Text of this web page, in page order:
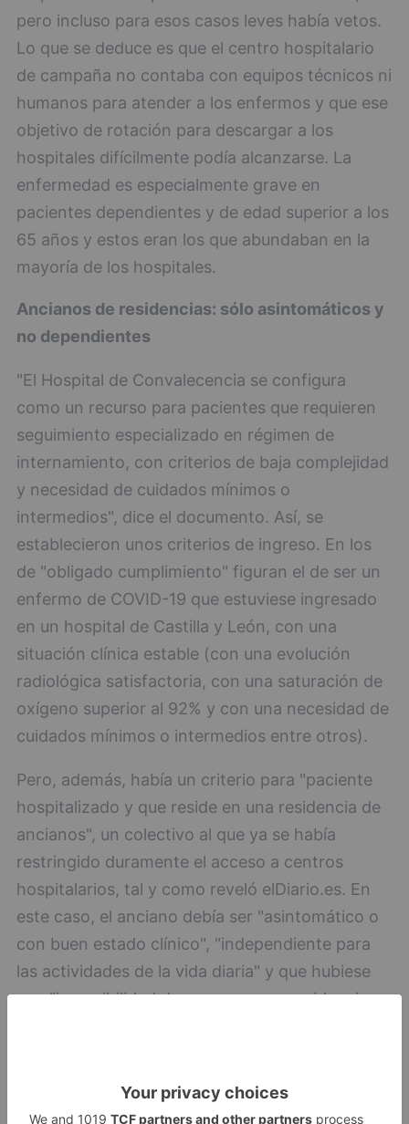
pero incluso para esos casos leves había vetos.
Lo que se deduce es que el centro hospitalario
de campaña no contaba con equipos técnicos ni
humanos para atender a los enfermos y que ese
objetivo de rotación para descargar a los
hospitales difícilmente podía alcanzarse. La
enfermedad es especialmente grave en
pacientes dependientes y de edad superior a los
65 años y estos eran los que abundaban en la
mayoría de los hospitales.
Ancianos de residencias: sólo asintomáticos y
no dependientes
"El Hospital de Convalecencia se configura
como un recurso para pacientes que requieren
seguimiento especializado en régimen de
internamiento, con criterios de baja complejidad
y necesidad de cuidados mínimos o
intermedios", dice el documento. Así, se
establecieron unos criterios de ingreso. En los
de "obligado cumplimiento" figuran el de ser un
enfermo de COVID-19 que estuviese ingresado
en un hospital de Castilla y León, con una
situación clínica estable (con una evolución
radiológica satisfactoria, con una saturación de
oxígeno superior al 92% y con una necesidad de
cuidados mínimos o intermedios entre otros).
Pero, además, había un criterio para "paciente
hospitalizado y que reside en una residencia de
ancianos", un colectivo al que ya se había
restringido duramente el acceso a centros
hospitalarios, tal y como reveló elDiario.es. En
este caso, el anciano debía ser "asintomático o
con buen estado clínico", "independiente para
las actividades de la vida diaria" y que hubiese
una "imposibilidad de regresar a su residencia
en el caso de que la residencia tuviese zonas de